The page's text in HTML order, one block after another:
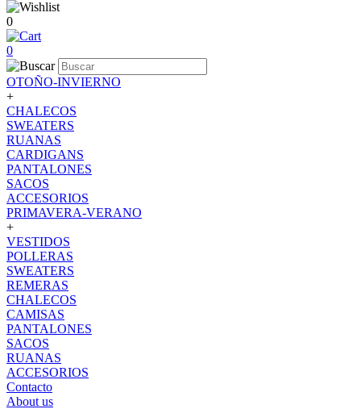
0
0
OTOÑO-INVIERNO
+
CHALECOS
SWEATERS
RUANAS
CARDIGANS
PANTALONES
SACOS
ACCESORIOS
PRIMAVERA-VERANO
+
VESTIDOS
POLLERAS
SWEATERS
REMERAS
CHALECOS
CAMISAS
PANTALONES
SACOS
RUANAS
ACCESORIOS
Contacto
About us